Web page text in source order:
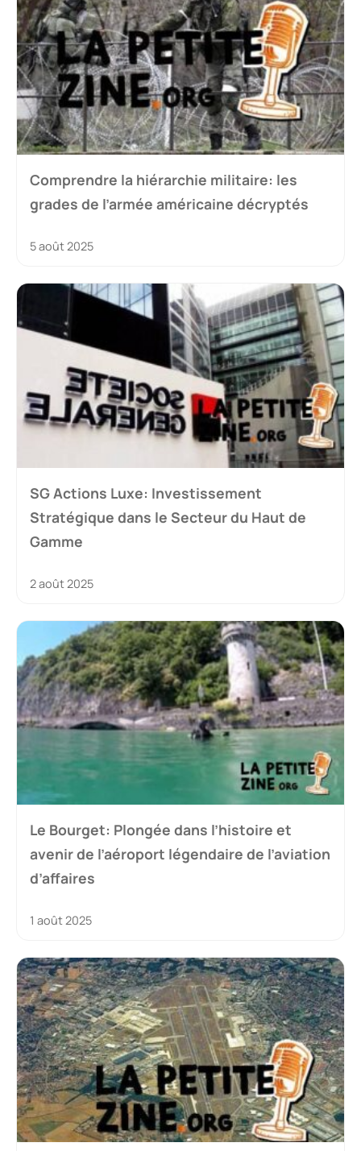
Comprendre la hiérarchie militaire: les
grades de l’armée américaine décryptés
5 août 2025
SG Actions Luxe: Investissement
Stratégique dans le Secteur du Haut de
Gamme
2 août 2025
Le Bourget: Plongée dans l’histoire et
avenir de l’aéroport légendaire de l’aviation
d’affaires
1 août 2025